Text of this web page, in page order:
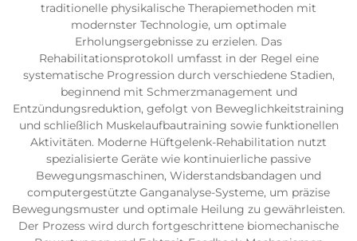
traditionelle physikalische Therapiemethoden mit
modernster Technologie, um optimale
Erholungsergebnisse zu erzielen. Das
Rehabilitationsprotokoll umfasst in der Regel eine
systematische Progression durch verschiedene Stadien,
beginnend mit Schmerzmanagement und
Entzündungsreduktion, gefolgt von Beweglichkeitstraining
und schließlich Muskelaufbautraining sowie funktionellen
Aktivitäten. Moderne Hüftgelenk-Rehabilitation nutzt
spezialisierte Geräte wie kontinuierliche passive
Bewegungsmaschinen, Widerstandsbandagen und
computergestützte Ganganalyse-Systeme, um präzise
Bewegungsmuster und optimale Heilung zu gewährleisten.
Der Prozess wird durch fortgeschrittene biomechanische